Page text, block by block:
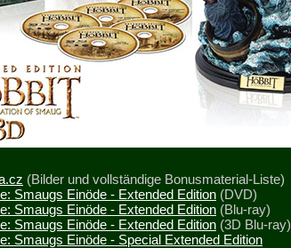
(Bilder und vollständige Bonusmaterial-Liste)
Smaugs Einöde - Extended Edition (DVD)
Smaugs Einöde - Extended Edition (Blu-ray)
Smaugs Einöde - Extended Edition (3D Blu-ray)
Smaugs Einöde - Special Extended Edition